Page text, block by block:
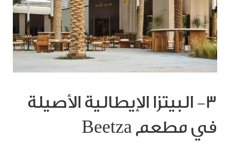
٣- البيتزا الإيطالية الأصيلة
في مطعم Beetza